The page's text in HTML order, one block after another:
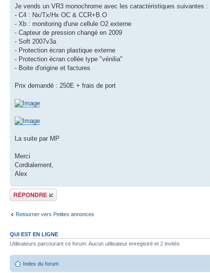
Je vends un VR3 monochrome avec les caractéristiques suivantes :
- C4 : Nx/Tx/Hx OC & CCR+B.O
- Xb : monitoring d'une cellule O2 externe
- Capteur de pression changé en 2009
- Soft 2007v3a
- Protection écran plastique externe
- Protection écran collée type "vénilia"
- Boite d'origine et factures
Prix demandé : 250E + frais de port
La suite par MP
Merci
Cordialement,
Alex
Répondre
Retourner vers Petites annonces
QUI EST EN LIGNE
Utilisateurs parcourant ce forum: Aucun utilisateur enregistré et 2 invités
Index du forum